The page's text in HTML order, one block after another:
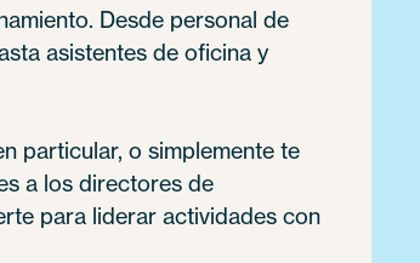
Desde personal de
asistentes de oficina y
particular, o simplemente te
a los directores de
para liderar actividades con